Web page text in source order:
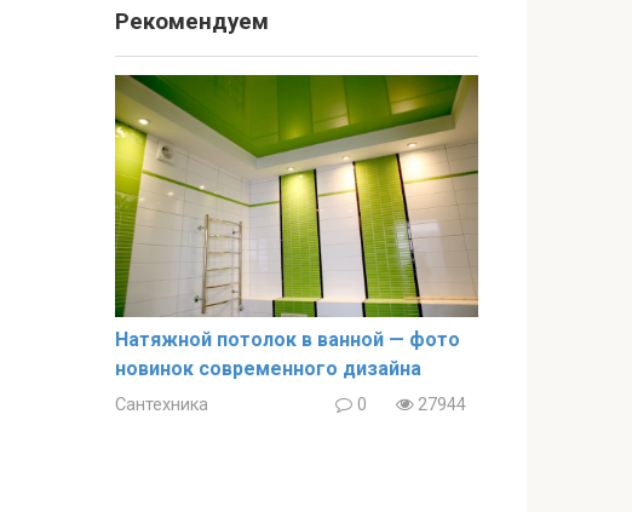
Рекомендуем
Натяжной потолок в ванной — фото
новинок современного дизайна
Сантехника 0 27944